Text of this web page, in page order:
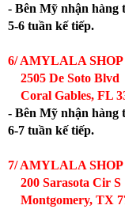
- Bên Mỹ nhận hàng
5-6 tuần kế tiếp.
6/ AMYLALA
2505 De Soto Blvd
Coral Gables, FL
- Bên Mỹ nhận hàng
6-7 tuần kế tiếp.
7/ AMYLALA
200 Sarasota Cir S
Montgomery, TX